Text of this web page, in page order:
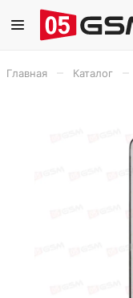
Главная Каталог